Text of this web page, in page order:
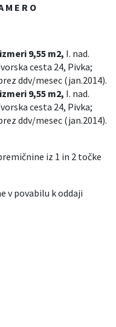
M E R O
9,55 m2, I. nad.
cesta 24, Pivka;
ddv/mesec (jan.2014).
9,55 m2, I. nad.
cesta 24, Pivka;
ddv/mesec (jan.2014).
iz 1 in 2 točke
v povabilu k oddaji